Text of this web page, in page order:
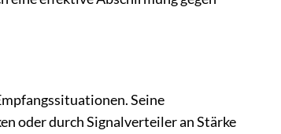
Seine
oder durch Signalverteiler an Stärke